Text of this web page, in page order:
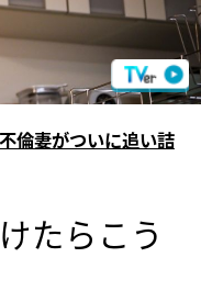
倫妻がついに追い詰
たらこう